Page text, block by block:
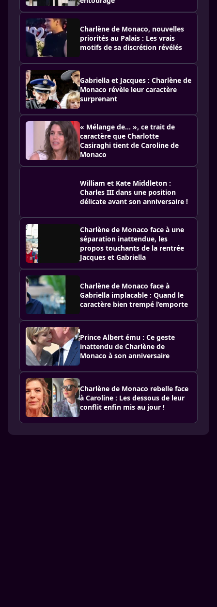
Charlène de Monaco, nouvelles
priorités au Palais : Les vrais
motifs de sa discrétion révélés
Gabriella et Jacques : Charlène de
Monaco révèle leur caractère
surprenant
« Mélange de... », ce trait de
caractère que Charlotte
Casiraghi tient de Caroline de
Monaco
William et Kate Middleton :
Charles III dans une position
délicate avant son anniversaire !
Charlène de Monaco face à une
séparation inattendue, les
propos touchants de la rentrée
Jacques et Gabriella
Charlène de Monaco face à
Gabriella implacable : Quand le
caractère bien trempé l’emporte
Prince Albert ému : Ce geste
inattendu de Charlène de
Monaco à son anniversaire
Charlène de Monaco rebelle face
à Caroline : Les dessous de leur
conflit enfin mis au jour !